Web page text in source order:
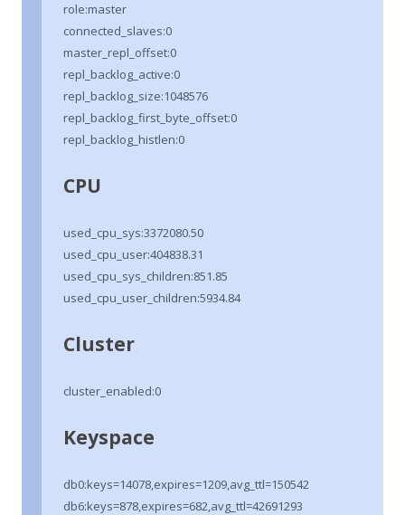
role:master
connected_slaves:0
master_repl_offset:0
repl_backlog_active:0
repl_backlog_size:1048576
repl_backlog_first_byte_offset:0
repl_backlog_histlen:0
CPU
used_cpu_sys:3372080.50
used_cpu_user:404838.31
used_cpu_sys_children:851.85
used_cpu_user_children:5934.84
Cluster
cluster_enabled:0
Keyspace
db0:keys=14078,expires=1209,avg_ttl=150542
db6:keys=878,expires=682,avg_ttl=42691293